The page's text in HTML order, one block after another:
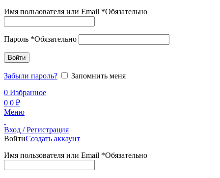
Имя пользователя или Email *Обязательно
Пароль *Обязательно
Войти
Забыли пароль?
Запомнить меня
0 Избранное
0 0 ₽
Меню
Вход / Регистрация
ВойтиСоздать аккаунт
Имя пользователя или Email *Обязательно